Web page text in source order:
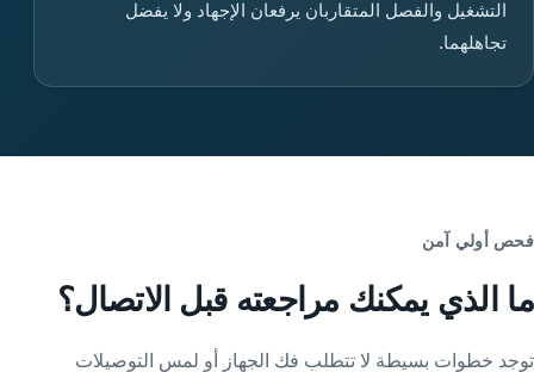
التشغيل والفصل المتقاربان يرفعان الإجهاد ولا يفضل
تجاهلهما.
فحص أولي آمن
ما الذي يمكنك مراجعته قبل الاتصال؟
توجد خطوات بسيطة لا تتطلب فك الجهاز أو لمس التوصيلات